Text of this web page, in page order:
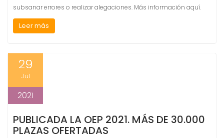
subsanar errores o realizar alegaciones. Más información aquí.
Leer más
29
Jul
2021
PUBLICADA LA OEP 2021. MÁS DE 30.000
PLAZAS OFERTADAS